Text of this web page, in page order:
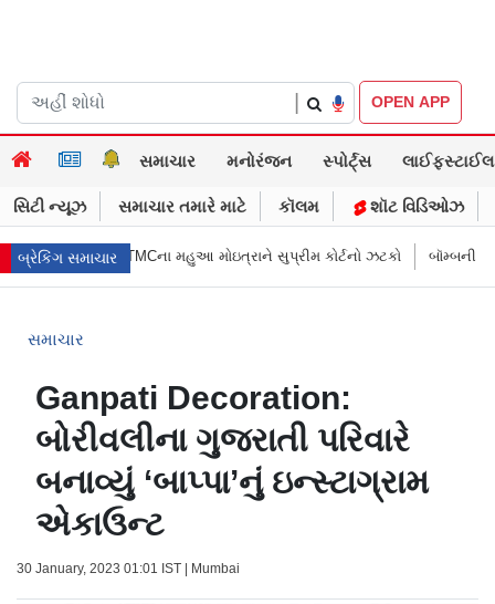
OPEN APP
સમાચાર મનોરંજન સ્પોર્ટ્સ લાઈફસ્ટાઈલ
સિટી ન્યૂઝ સમાચાર તમારે માટે કૉલમ શૉટ વિડિઓઝ
બ્રેકિંગ સમાચાર
છે…?” TMCના મહુઆ મોઇત્રાને સુપ્રીમ કોર્ટનો ઝટકો બૉમ્બની ધમકી
સમાચાર
Ganpati Decoration:
બોરીવલીના ગુજરાતી પરિવારે
બનાવ્યું ‘બાપ્પા’નું ઇન્સ્ટાગ્રામ
એકાઉન્ટ
30 January, 2023 01:01 IST | Mumbai